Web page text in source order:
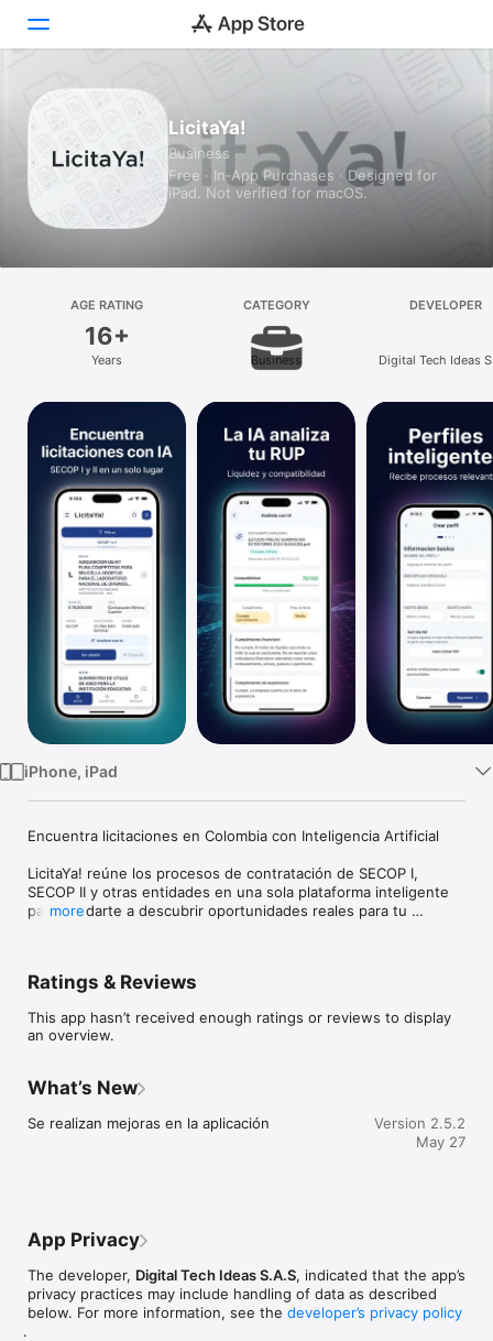
Today
Games
Platform
iPad
Vision
Watch
LicitaYa!
Business
Free · In‑App Purchases · Designed for
iPad. Not verified for macOS.
AGE RATING
16+
Years
CATEGORY
Business
DEVELOPER
Digital Tech Ideas
iPhone, iPad
Encuentra licitaciones en Colombia con Inteligencia Artificial
LicitaYa! reúne los procesos de contratación de SECOP I,
SECOP II y otras entidades en una sola plataforma inteligente
para ayudarte a descubrir oportunidades reales para tu
Más oportunidades relevantes.
IA PARA CONTRATACIÓN PÚBLICA
LicitaYa! utiliza inteligencia artificial para ayudarte a encontrar
procesos que realmente encajan con tu empresa.
Analiza:
* requisitos del proceso
* oportunidades compatibles
Recibe recomendaciones inteligentes y descubre licitaciones
donde tengas mayores posibilidades de participar.
more
Ratings & Reviews
This app hasn’t received enough ratings or reviews to display
an overview.
What’s New
Se realizan mejoras en la aplicación
Version 2.5.2
May 27
App Privacy
The developer, Digital Tech Ideas S.A.S, indicated that the app’s
privacy practices may include handling of data as described
below. For more information, see the developer’s privacy policy
.